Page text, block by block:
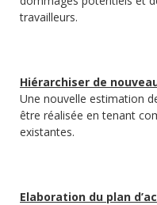
travailleurs.
Hiérarchiser de
Une nouvelle estimation
être réalisée en tenant
existantes.
Elaboration du plan